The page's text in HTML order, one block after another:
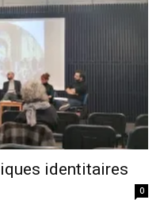
identitaires
0